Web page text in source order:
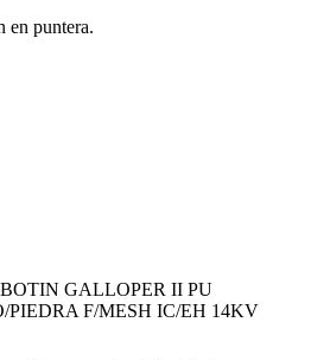
en puntera.
GALLOPER II PU
PIEDRA F/MESH IC/EH 14KV